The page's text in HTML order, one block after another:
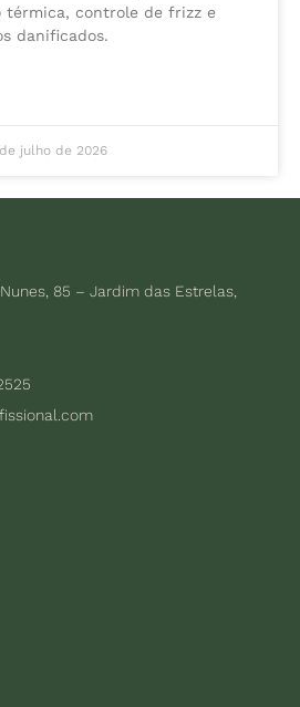
térmica, controle de frizz e
danificados.
julho de 2026
85 – Jardim das Estrelas,